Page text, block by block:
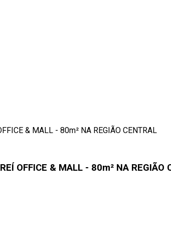
& MALL - 80m² NA REGIÃO CENTRAL
OFFICE & MALL - 80m² NA REGIÃO